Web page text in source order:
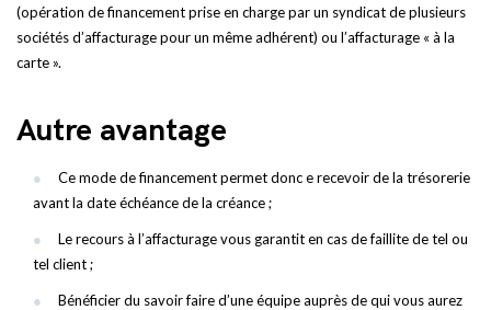
(opération de financement prise en charge par un syndicat de plusieurs
sociétés d’affacturage pour un même adhérent) ou l’affacturage « à la
carte ».
Autre avantage
Ce mode de financement permet donc e recevoir de la trésorerie
avant la date échéance de la créance ;
Le recours à l’affacturage vous garantit en cas de faillite de tel ou
tel client ;
Bénéficier du savoir faire d’une équipe auprès de qui vous aurez